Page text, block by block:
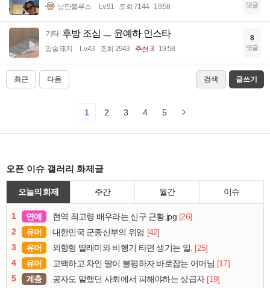
낭만블루스 Lv.91 조회 7144 19:58 댓글
기타 후방 조심 ㅡ 윤예하 인스타
입술돼지 Lv.43 조회 2943 추천 3 19:58
8
댓글
최근 다음 검색 글쓰기
1 2 3 4 5
오픈 이슈 갤러리 화제글
오늘의 화제 주간 월간 이슈
1 연예 현역 최고령 배우라는 신구 근황.jpg [26]
2
유머 대한민국 군종신부의 위엄 [42]
3
유머 외향형 딸래미와 비행기 타면 생기는 일. [25]
4
유머 고백하고 차인 딸이 불평하자 바로잡는 어머님 [17]
5
계층 공자도 말했던 사회에서 피해야하는 상급자 [19]